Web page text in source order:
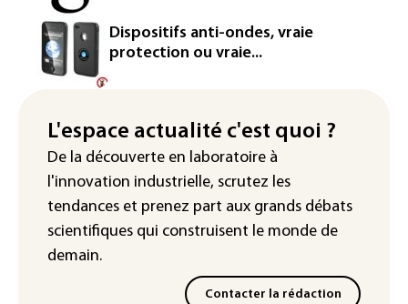
Canicule: à l'arrêt depuis fin juillet, la
centrale de Golfech reconnectée au
réseau
Véhicules de livraison autonomes: la
homologation
Iris³: Eutelsat investira 3,4 milliards
d'euros dans la future constellation
européenne
Dispositifs anti-ondes, vraie
protection ou vraie...
L'espace actualité c'est quoi ?
De la découverte en laboratoire à
l'innovation industrielle, scrutez les
tendances et prenez part aux grands débats
scientifiques qui construisent le monde de
demain.
Contacter la rédaction